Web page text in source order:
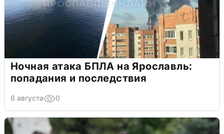
Ночная атака БПЛА на Ярославль:
попадания и последствия
6 августа 0